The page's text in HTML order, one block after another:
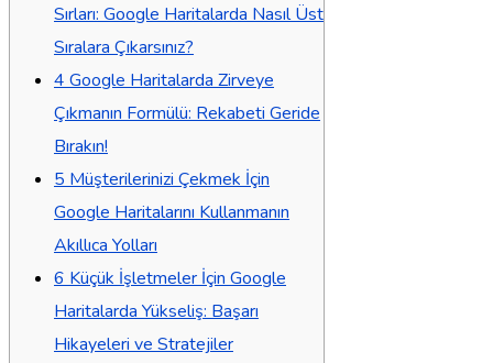
Sırları: Google Haritalarda Nasıl Üst
Sıralara Çıkarsınız?
4 Google Haritalarda Zirveye
Çıkmanın Formülü: Rekabeti Geride
Bırakın!
5 Müşterilerinizi Çekmek İçin
Google Haritalarını Kullanmanın
Akıllıca Yolları
6 Küçük İşletmeler İçin Google
Haritalarda Yükseliş: Başarı
Hikayeleri ve Stratejiler